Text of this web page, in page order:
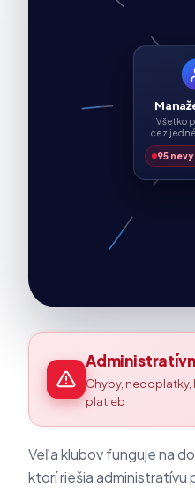
Všetko
cez
95
Chyby,
platieb
Veľa klubov funguje na
ktorí riešia